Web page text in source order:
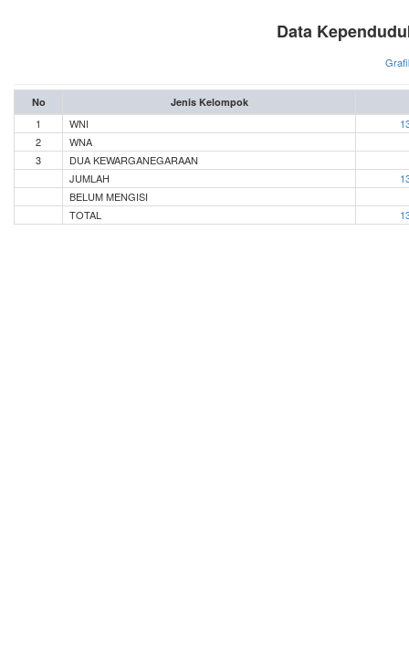
Data
No Jenis Kelompok
1 WNI
2
WNA
3
DUA KEWARGANEGARAAN
JUMLAH
BELUM MENGISI
TOTAL